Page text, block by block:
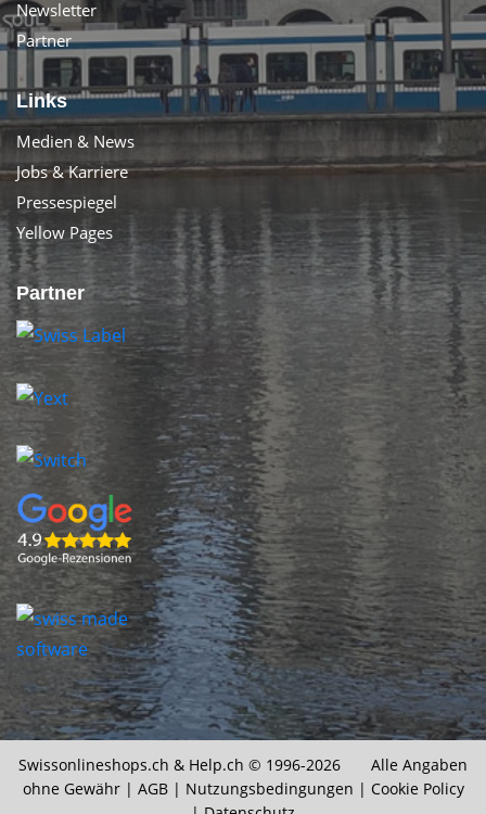
Newsletter
Partner
Links
Medien & News
Jobs & Karriere
Pressespiegel
Yellow Pages
Partner
Swissonlineshops.ch & Help.ch © 1996-2026 Alle Angaben
ohne Gewähr | AGB| Nutzungsbedingungen | Cookie Policy